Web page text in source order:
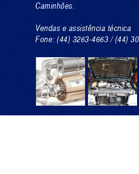
Caminhões.
Vendas e assistência técnica
Fone: (44) 3263-4663 / (44)